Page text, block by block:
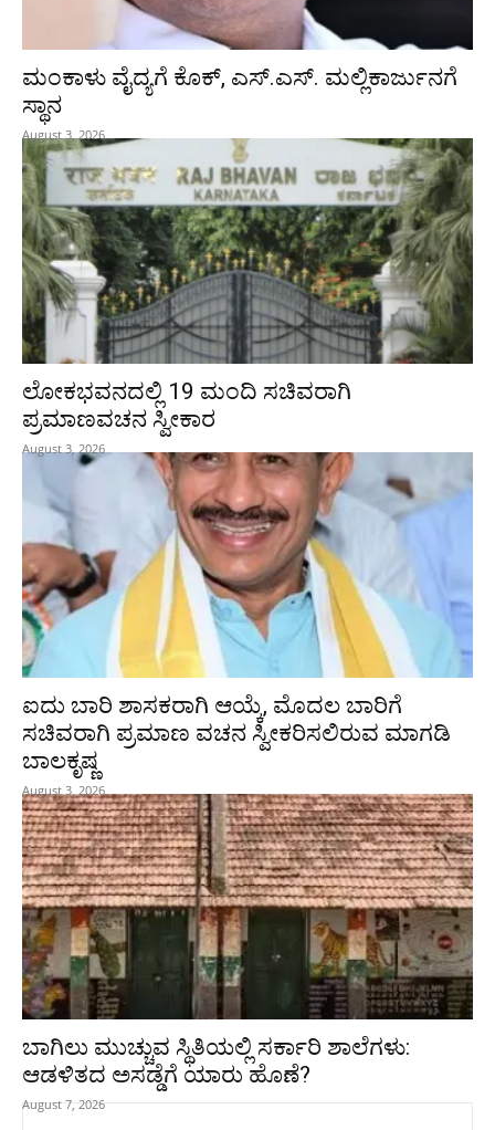
ಮಂಕಾಳು ವೈದ್ಯಗೆ ಕೊಕ್‌, ಎಸ್‌.ಎಸ್‌. ಮಲ್ಲಿಕಾರ್ಜುನಗೆ
ಸ್ಥಾನ
August 3, 2026
ಲೋಕಭವನದಲ್ಲಿ 19 ಮಂದಿ ಸಚಿವರಾಗಿ
ಪ್ರಮಾಣವಚನ ಸ್ವೀಕಾರ
August 3, 2026
ಐದು ಬಾರಿ ಶಾಸಕರಾಗಿ ಆಯ್ಕೆ, ಮೊದಲ ಬಾರಿಗೆ
ಸಚಿವರಾಗಿ ಪ್ರಮಾಣ ವಚನ ಸ್ವೀಕರಿಸಲಿರುವ ಮಾಗಡಿ
ಬಾಲಕೃಷ್ಣ
August 3, 2026
ಬಾಗಿಲು ಮುಚ್ಚುವ ಸ್ಥಿತಿಯಲ್ಲಿ ಸರ್ಕಾರಿ ಶಾಲೆಗಳು:
ಆಡಳಿತದ ಅಸಡ್ಡೆಗೆ ಯಾರು ಹೊಣೆ?
August 7, 2026